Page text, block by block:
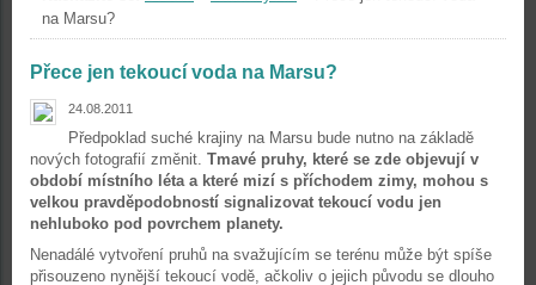
na Marsu?
Přece jen tekoucí voda na Marsu?
24.08.2011
Předpoklad suché krajiny na Marsu bude nutno na základě
nových fotografií změnit. Tmavé pruhy, které se zde objevují v
období místního léta a které mizí s příchodem zimy, mohou s
velkou pravděpodobností signalizovat tekoucí vodu jen
nehluboko pod povrchem planety.
Nenadálé vytvoření pruhů na svažujícím se terénu může být spíše
přisouzeno nynější tekoucí vodě, ačkoliv o jejich původu se dlouho